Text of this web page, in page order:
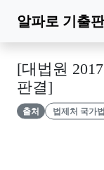
알파로 기출판
[대법원
판결]
출처 법제처 국가